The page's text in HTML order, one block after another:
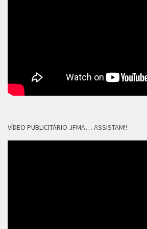
VÍDEO PUBLICITÁRIO JFMA… ASSISTAM!!